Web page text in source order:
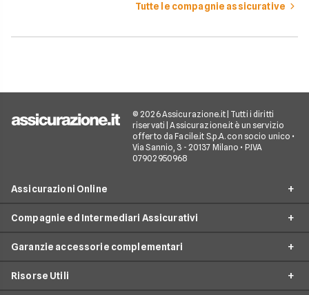
Tutte le compagnie assicurative
© 2026 Assicurazione.it | Tutti i diritti
riservati | Assicurazione.it è un servizio
offerto da Facile.it S.p.A. con socio unico •
Via Sannio, 3 - 20137 Milano • P.IVA
07902950968
Assicurazioni Online
RC Auto
RC Moto
Assicurazione Ciclomotore
Compagnie ed Intermediari Assicurativi
Allianz Direct
Garanzie accessorie complementari
Risorse Utili